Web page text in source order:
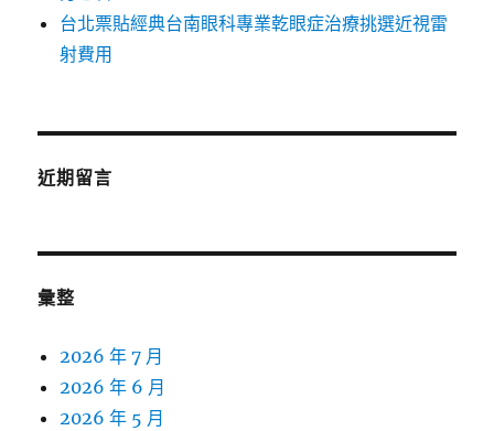
台北票貼經典台南眼科專業乾眼症治療挑選近視雷
射費用
近期留言
彙整
2026 年 7 月
2026 年 6 月
2026 年 5 月